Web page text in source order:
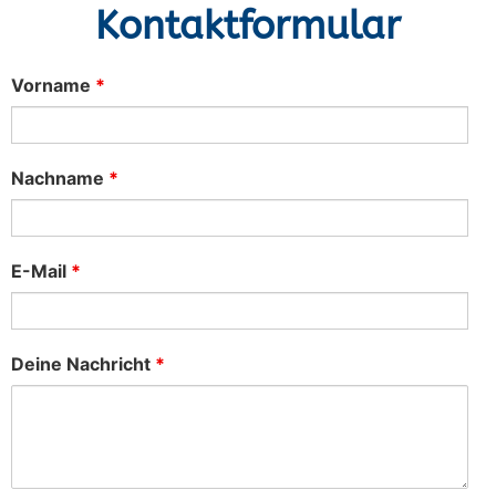
Kontaktformular
Vorname *
Nachname *
E-Mail *
Deine Nachricht *